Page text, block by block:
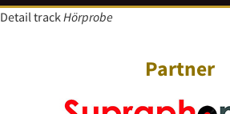
Detail trackHörprobe
Partner